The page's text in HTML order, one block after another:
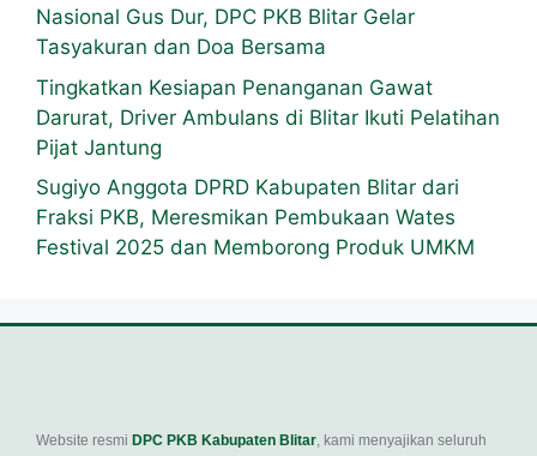
Nasional Gus Dur, DPC PKB Blitar Gelar
Tasyakuran dan Doa Bersama
Tingkatkan Kesiapan Penanganan Gawat
Darurat, Driver Ambulans di Blitar Ikuti Pelatihan
Pijat Jantung
Sugiyo Anggota DPRD Kabupaten Blitar dari
Fraksi PKB, Meresmikan Pembukaan Wates
Festival 2025 dan Memborong Produk UMKM
Website resmi DPC PKB Kabupaten Blitar, kami menyajikan seluruh